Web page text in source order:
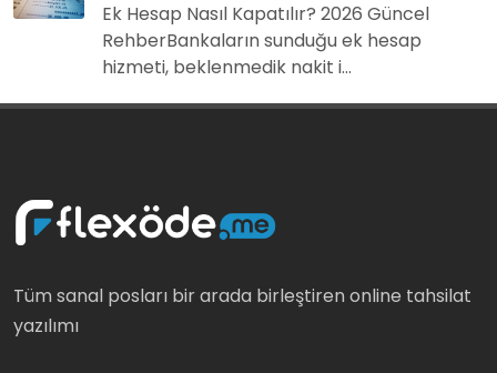
Ek Hesap Nasıl Kapatılır? 2026 Güncel
RehberBankaların sunduğu ek hesap
hizmeti, beklenmedik nakit i...
Tüm sanal posları bir arada birleştiren online tahsilat
yazılımı